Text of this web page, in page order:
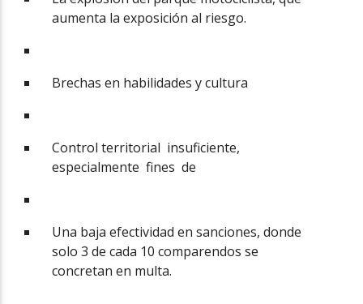
aumenta la exposición al riesgo.
Brechas en habilidades y cultura
Control territorial insuficiente,
especialmente fines de
Una baja efectividad en sanciones, donde
solo 3 de cada 10 comparendos se
concretan en multa.